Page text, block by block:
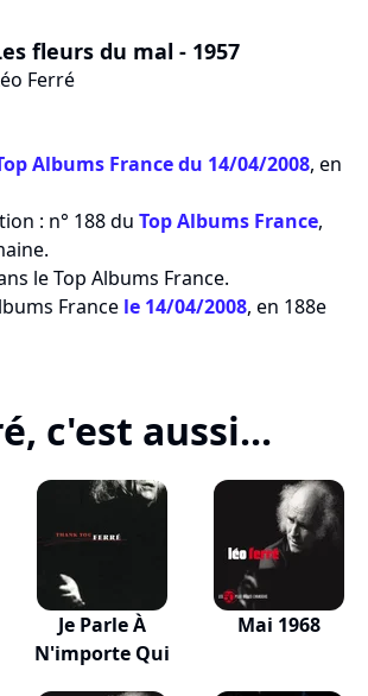
fleurs du mal - 1957
Ferré
Albums France du 14/04/2008, en
: n° 188 du Top Albums France,
le Top Albums France.
France le 14/04/2008, en 188e
c'est aussi...
Je Parle À
N'importe Qui
Mai 1968